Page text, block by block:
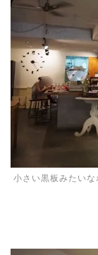
小さい黒板みたい